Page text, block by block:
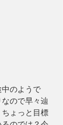
のようで
ので早々辿
ょっと目標